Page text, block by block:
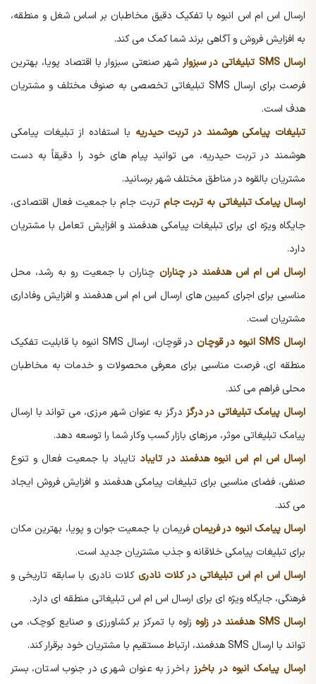
ارسال اس ام اس انبوه با تفکیک دقیق مخاطبان بر اساس شغل و منطقه،
به افزایش فروش و آگاهی برند شما کمک می کند.
ارسال SMS تبلیغاتی در سبزوار
شهر صنعتی سبزوار با اقتصاد پویا، بهترین
فرصت برای ارسال SMS تبلیغاتی تخصصی به صنوف مختلف و مشتریان
هدف است.
تبلیغات پیامکی هوشمند در تربت حیدریه با استفاده از تبلیغات پیامکی
هوشمند در تربت حیدریه، می توانید پیام های خود را دقیقاً به دست
مشتریان بالقوه در مناطق مختلف شهر برسانید.
ارسال پیامک تبلیغاتی به تربت جام تربت جام با جمعیت فعال اقتصادی،
جایگاه ویژه ای برای تبلیغات پیامکی هدفمند و افزایش تعامل با مشتریان
دارد.
ارسال اس ام اس هدفمند در چناران چناران با جمعیت رو به رشد، محل
مناسبی برای اجرای کمپین های ارسال اس ام اس هدفمند و افزایش وفاداری
مشتریان است.
ارسال SMS انبوه در قوچان
در قوچان، ارسال SMS انبوه با قابلیت تفکیک
منطقه ای، فرصت مناسبی برای معرفی محصولات و خدمات به مخاطبان
محلی فراهم می کند.
ارسال پیامک تبلیغاتی در درگز درگز به عنوان شهر مرزی، می تواند با ارسال
پیامک تبلیغاتی موثر، مرزهای بازار کسب وکار شما را توسعه دهد.
ارسال اس ام اس انبوه هدفمند در تایباد تایباد با جمعیت فعال و تنوع
صنفی، فضای مناسبی برای تبلیغات پیامکی هدفمند و افزایش فروش ایجاد
می کند.
ارسال پیامک انبوه در فریمان فریمان با جمعیت جوان و پویا، بهترین مکان
برای تبلیغات پیامکی خلاقانه و جذب مشتریان جدید است.
ارسال اس ام اس تبلیغاتی در کلات نادری کلات نادری با سابقه تاریخی و
فرهنگی، جایگاه ویژه ای برای ارسال اس ام اس تبلیغاتی منطقه ای دارد.
ارسال SMS هدفمند در زاوه
زاوه با تمرکز بر کشاورزی و صنایع کوچک، می
تواند با ارسال SMS هدفمند، ارتباط مستقیم با مشتریان خود برقرار کند.
ارسال پیامک انبوه در باخرز باخرز به عنوان شهری در جنوب استان، بستر